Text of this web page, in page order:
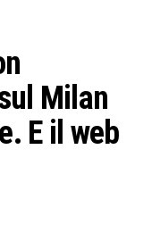
Milan
E il web